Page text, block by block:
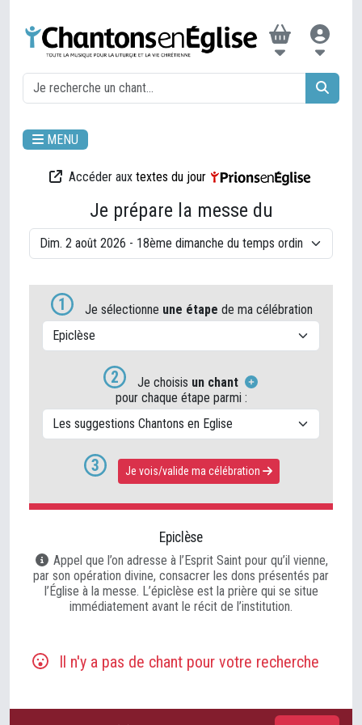
MENU
Accéder aux textes du jour
Je prépare la messe du
1 Je sélectionne une étape de ma célébration
2 Je choisis un chant
pour chaque étape parmi :
3 Je vois/valide ma célébration
Epiclèse
Appel que l’on adresse à l’Esprit Saint pour qu’il vienne,
par son opération divine, consacrer les dons présentés par
l’Église à la messe. L’épiclèse est la prière qui se situe
immédiatement avant le récit de l’institution.
Il n'y a pas de chant pour votre recherche